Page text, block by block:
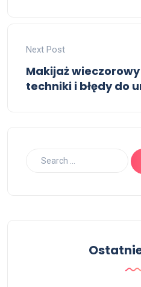
Next Post
Makijaż
techniki i błędy do